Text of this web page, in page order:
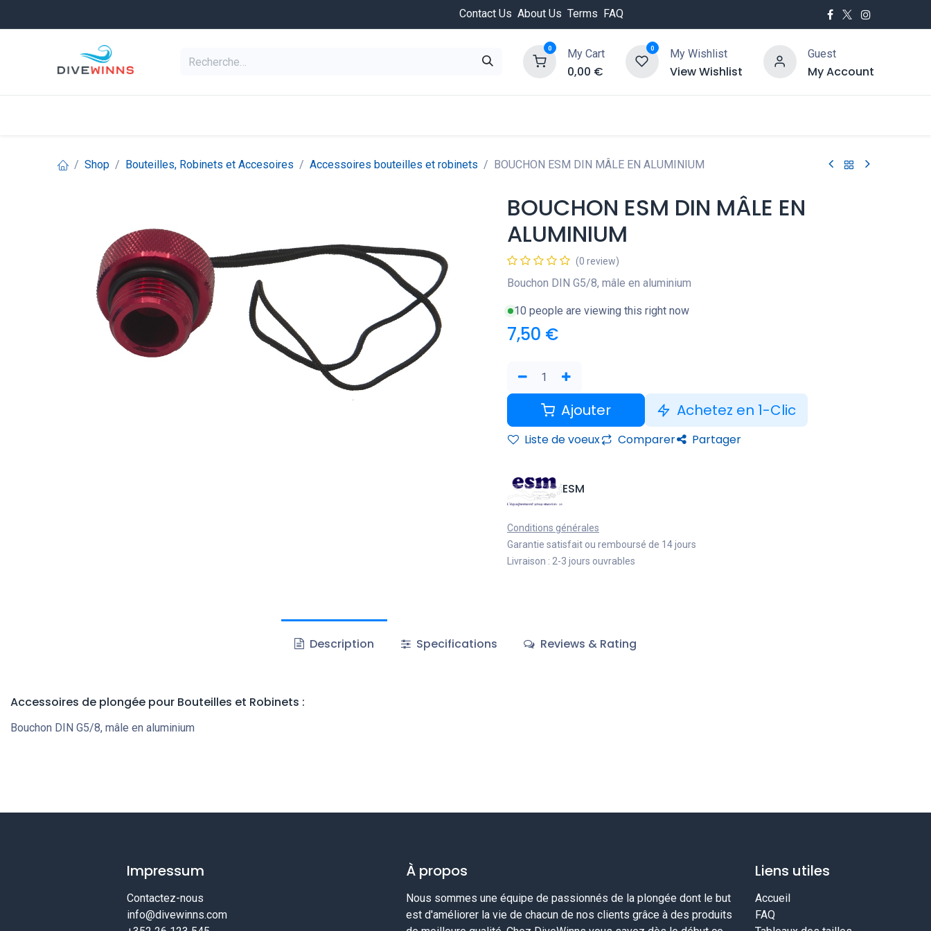
Contact Us About Us Terms FAQ
0 My Cart
0,00 €
0 My Wishlist
View Wishlist
Guest
My Account
HOT
Shop Bouteilles, Robinets et Accesoires Accessoires bouteilles et robinets BOUCHON ESM DIN MÂLE EN ALUMINIUM
BOUCHON ESM DIN MÂLE EN
ALUMINIUM
(0 review)
Bouchon DIN G5/8, mâle en aluminium
10 people are viewing this right now
7,50 €
Ajouter Achetez en 1-Clic
Liste de voeux Comparer Partager
ESM
Conditions générales
Garantie satisfait ou remboursé de 14 jours
Livraison : 2-3 jours ouvrables
Description Specifications Reviews & Rating
Accessoires de plongée pour Bouteilles et Robinets :
Bouchon DIN G5/8, mâle en aluminium
Impressum
Contactez-nous
info@divewinns.com
À propos
Nous sommes une équipe de passionnés de la plongée dont le but
est d'améliorer la vie de chacun de nos clients grâce à des produits
Liens utiles
Accueil
FAQ